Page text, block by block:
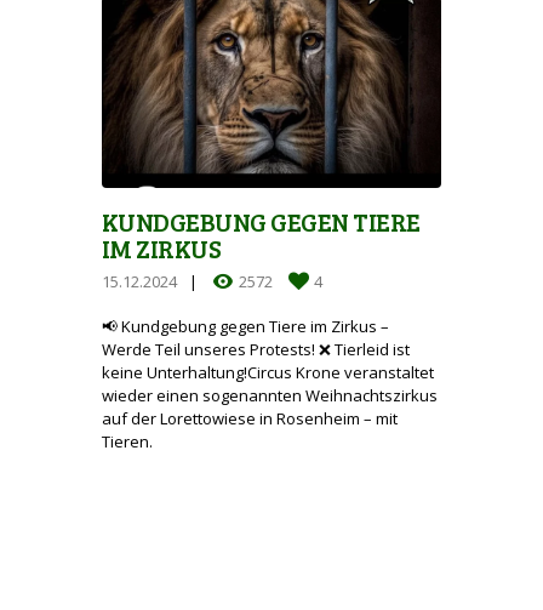
KUNDGEBUNG GEGEN TIERE
IM ZIRKUS
15.12.2024 2572 4
📢 Kundgebung gegen Tiere im Zirkus –
Werde Teil unseres Protests! ❌ Tierleid ist
keine Unterhaltung!Circus Krone veranstaltet
wieder einen sogenannten Weihnachtszirkus
auf der Lorettowiese in Rosenheim – mit
Tieren.